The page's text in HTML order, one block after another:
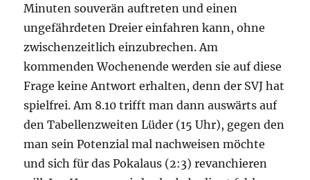
Minuten souverän auftreten und einen
ungefährdeten Dreier einfahren kann, ohne
zwischenzeitlich einzubrechen. Am
kommenden Wochenende werden sie auf diese
Frage keine Antwort erhalten, denn der SVJ hat
spielfrei. Am 8.10 trifft man dann auswärts auf
den Tabellenzweiten Lüder (15 Uhr), gegen den
man sein Potenzial mal nachweisen möchte
und sich für das Pokalaus (2:3) revanchieren